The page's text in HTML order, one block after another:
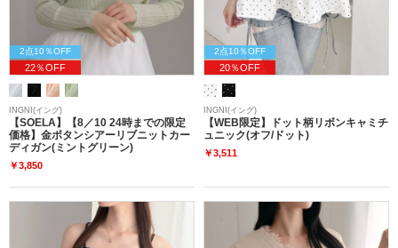
2点10％OFF
22％OFF
INGNI(イング)
【SOELA】【8／10 24時までの限定
価格】金ボタンシアーリブニットカー
ディガン(ミントグリーン)
￥3,850
2点10％OFF
20％OFF
INGNI(イング)
【WEB限定】ドット柄リボンキャミチ
ュニック(オフ/ドット)
￥3,511